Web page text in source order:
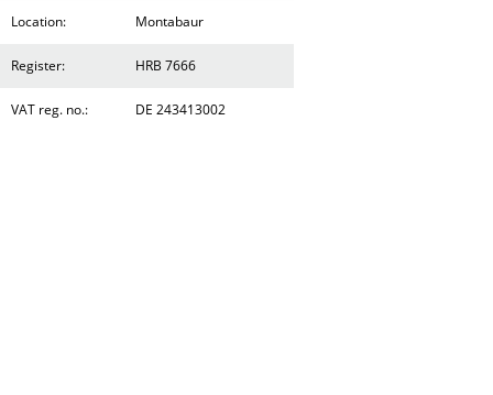
Location: Montabaur
Register: HRB 7666
VAT reg. no.: DE 243413002